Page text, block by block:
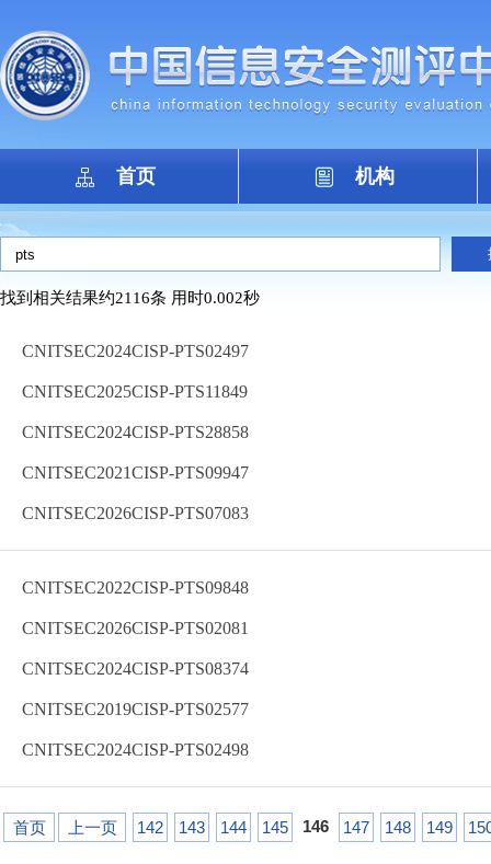
首页 机构
找到相关结果约2116条 用时0.002秒
CNITSEC2024CISP-PTS02497
CNITSEC2025CISP-PTS11849
CNITSEC2024CISP-PTS28858
CNITSEC2021CISP-PTS09947
CNITSEC2026CISP-PTS07083
CNITSEC2022CISP-PTS09848
CNITSEC2026CISP-PTS02081
CNITSEC2024CISP-PTS08374
CNITSEC2019CISP-PTS02577
CNITSEC2024CISP-PTS02498
首页 上一页 142 143 144 145 146 147 148 149